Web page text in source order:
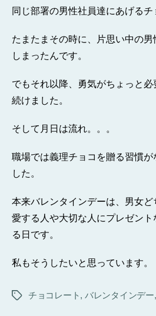
同じ部署の男性社員達にあげるチ
たまたまその時に、片思い中の
しまったんです。
でもそれ以降、勇気がちょっと
続けました。
そして月日は流れ。。。
職場では義理チョコを贈る習慣が
した。
本来バレンタインデーは、男女ど
愛する人や大切な人にプレゼント
る日です。
私もそうしたいと思っています。
タ
チョコレート, バレンタインデー